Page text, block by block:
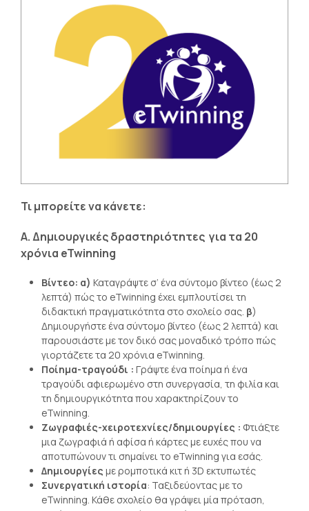
Τι μπορείτε να κάνετε:
Α.Δημιουργικές δραστηριότητες για τα 20
χρόνια eTwinning
Βίντεο: α) Καταγράψτε σ’ ένα σύντομο βίντεο (έως 2
λεπτά) πώς το eTwinning έχει εμπλουτίσει τη
διδακτική πραγματικότητα στο σχολείο σας. β)
Δημιουργήστε ένα σύντομο βίντεο (έως 2 λεπτά) και
παρουσιάστε με τον δικό σας μοναδικό τρόπο πώς
γιορτάζετε τα 20 χρόνια eTwinning.
Ποίημα-τραγούδι : Γράψτε ένα ποίημα ή ένα
τραγούδι αφιερωμένο στη συνεργασία, τη φιλία και
τη δημιουργικότητα που χαρακτηρίζουν το
eTwinning.
Ζωγραφιές-χειροτεχνίες/δημιουργίες : Φτιάξτε
μια ζωγραφιά ή αφίσα ή κάρτες με ευχές που να
αποτυπώνουν τι σημαίνει το eTwinning για εσάς.
Δημιουργίες με ρομποτικά κιτ ή 3D εκτυπωτές
Συνεργατική ιστορία: Ταξιδεύοντας με το
eTwinning. Κάθε σχολείο θα γράψει μία πρόταση,